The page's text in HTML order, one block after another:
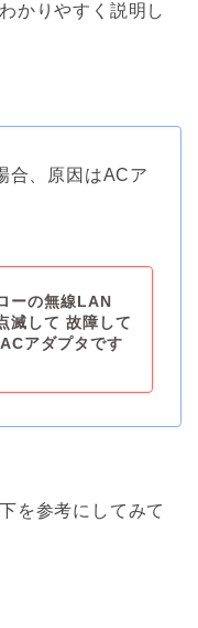
かりやすく説明し
合、原因はACア
ーの無線LAN
滅して 故障して
アダプタです
を参考にしてみて